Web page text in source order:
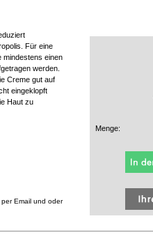
Für eine
mindestens einen
werden.
Creme gut auf
eingeklopft
Haut zu
Email und oder
Menge: